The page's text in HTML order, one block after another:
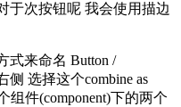
于次按钮呢 我会使用描边
式来命名 Button /
侧 选择这个combine as
组件(component)下的两个